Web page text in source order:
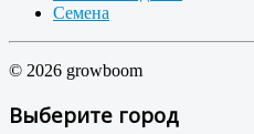
Семена
© 2026 growboom
Выберите город